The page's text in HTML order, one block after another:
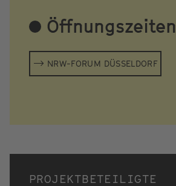
Öffnungszeiten
NRW-FORUM DÜSSELDORF
PROJEKTBETEILIGTE